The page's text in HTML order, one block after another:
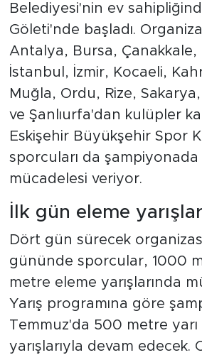
Belediyesi'nin ev
Göleti'nde başladı.
Antalya, Bursa, Çanakkale,
İstanbul, İzmir, Kocaeli,
Muğla, Ordu, Rize,
ve Şanlıurfa'dan kulüpler
Eskişehir Büyükşehir Spor
sporcuları da
mücadelesi veriyor.
İlk gün eleme
Dört gün sürecek
gününde sporcular, 1000
metre eleme yarışlarında
Yarış programına göre
Temmuz'da 500 metre yarı
yarışlarıyla devam edecek.